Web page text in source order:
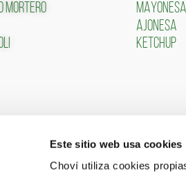
Este sitio web usa cookies
Choví utiliza cookies
MORTERO
MAYONESA
AJONESA
KETCHUP
ÁREA